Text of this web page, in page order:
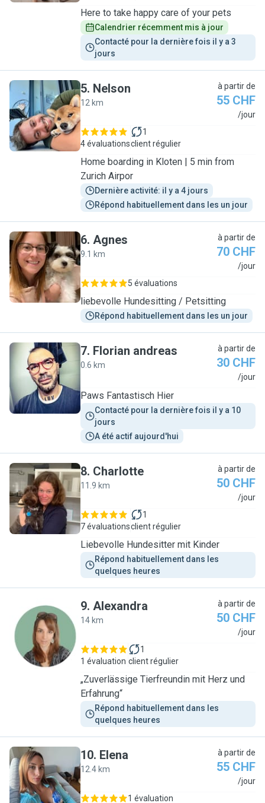
Here to take happy care of your pets
Calendrier récemment mis à jour
Contacté pour la dernière fois il y a 3
jours
N
5. Nelson
12 km
à partir de
55 CHF
/jour
4 évaluations
1
client régulier
Home boarding in Kloten | 5 min from
Zurich Airpor
Dernière activité: il y a 4 jours
Répond habituellement dans les un jour
A
6. Agnes
9.1 km
à partir de
70 CHF
/jour
5 évaluations
liebevolle Hundesitting / Petsitting
Répond habituellement dans les un jour
F
7. Florian andreas
0.6 km
à partir de
30 CHF
/jour
Paws Fantastisch Hier
Contacté pour la dernière fois il y a 10
jours
A été actif aujourd'hui
C
8. Charlotte
11.9 km
à partir de
50 CHF
/jour
7 évaluations
1
client régulier
Liebevolle Hundesitter mit Kinder
Répond habituellement dans les
quelques heures
A
9. Alexandra
14 km
à partir de
50 CHF
/jour
1 évaluation
1
client régulier
„Zuverlässige Tierfreundin mit Herz und
Erfahrung“
Répond habituellement dans les
quelques heures
E
10. Elena
12.4 km
à partir de
55 CHF
/jour
1 évaluation